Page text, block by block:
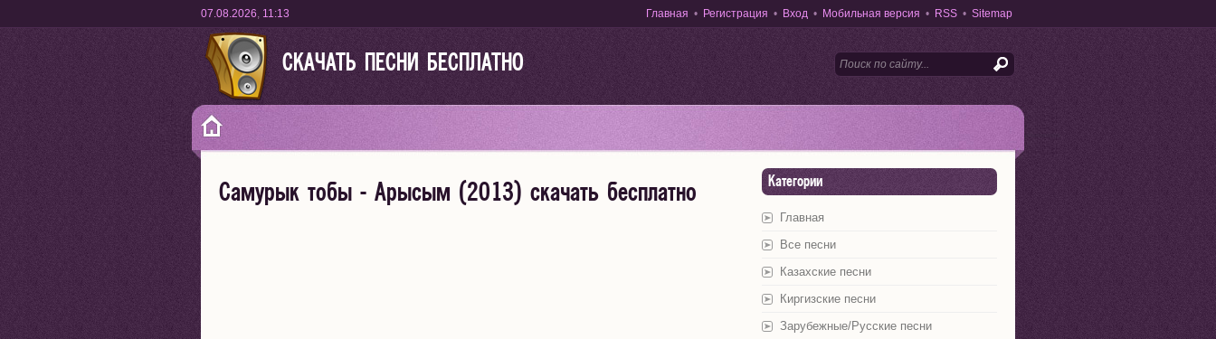
07.08.2026, 11:13 Главная • Регистрация • Вход • Мобильная версия • RSS • Sitemap
СКАЧАТЬ ПЕСНИ БЕСПЛАТНО
Самурык тобы - Арысым (2013) скачать бесплатно Категории
Главная
Все песни
Казахские песни
Киргизские песни
Зарубежные/Русские песни